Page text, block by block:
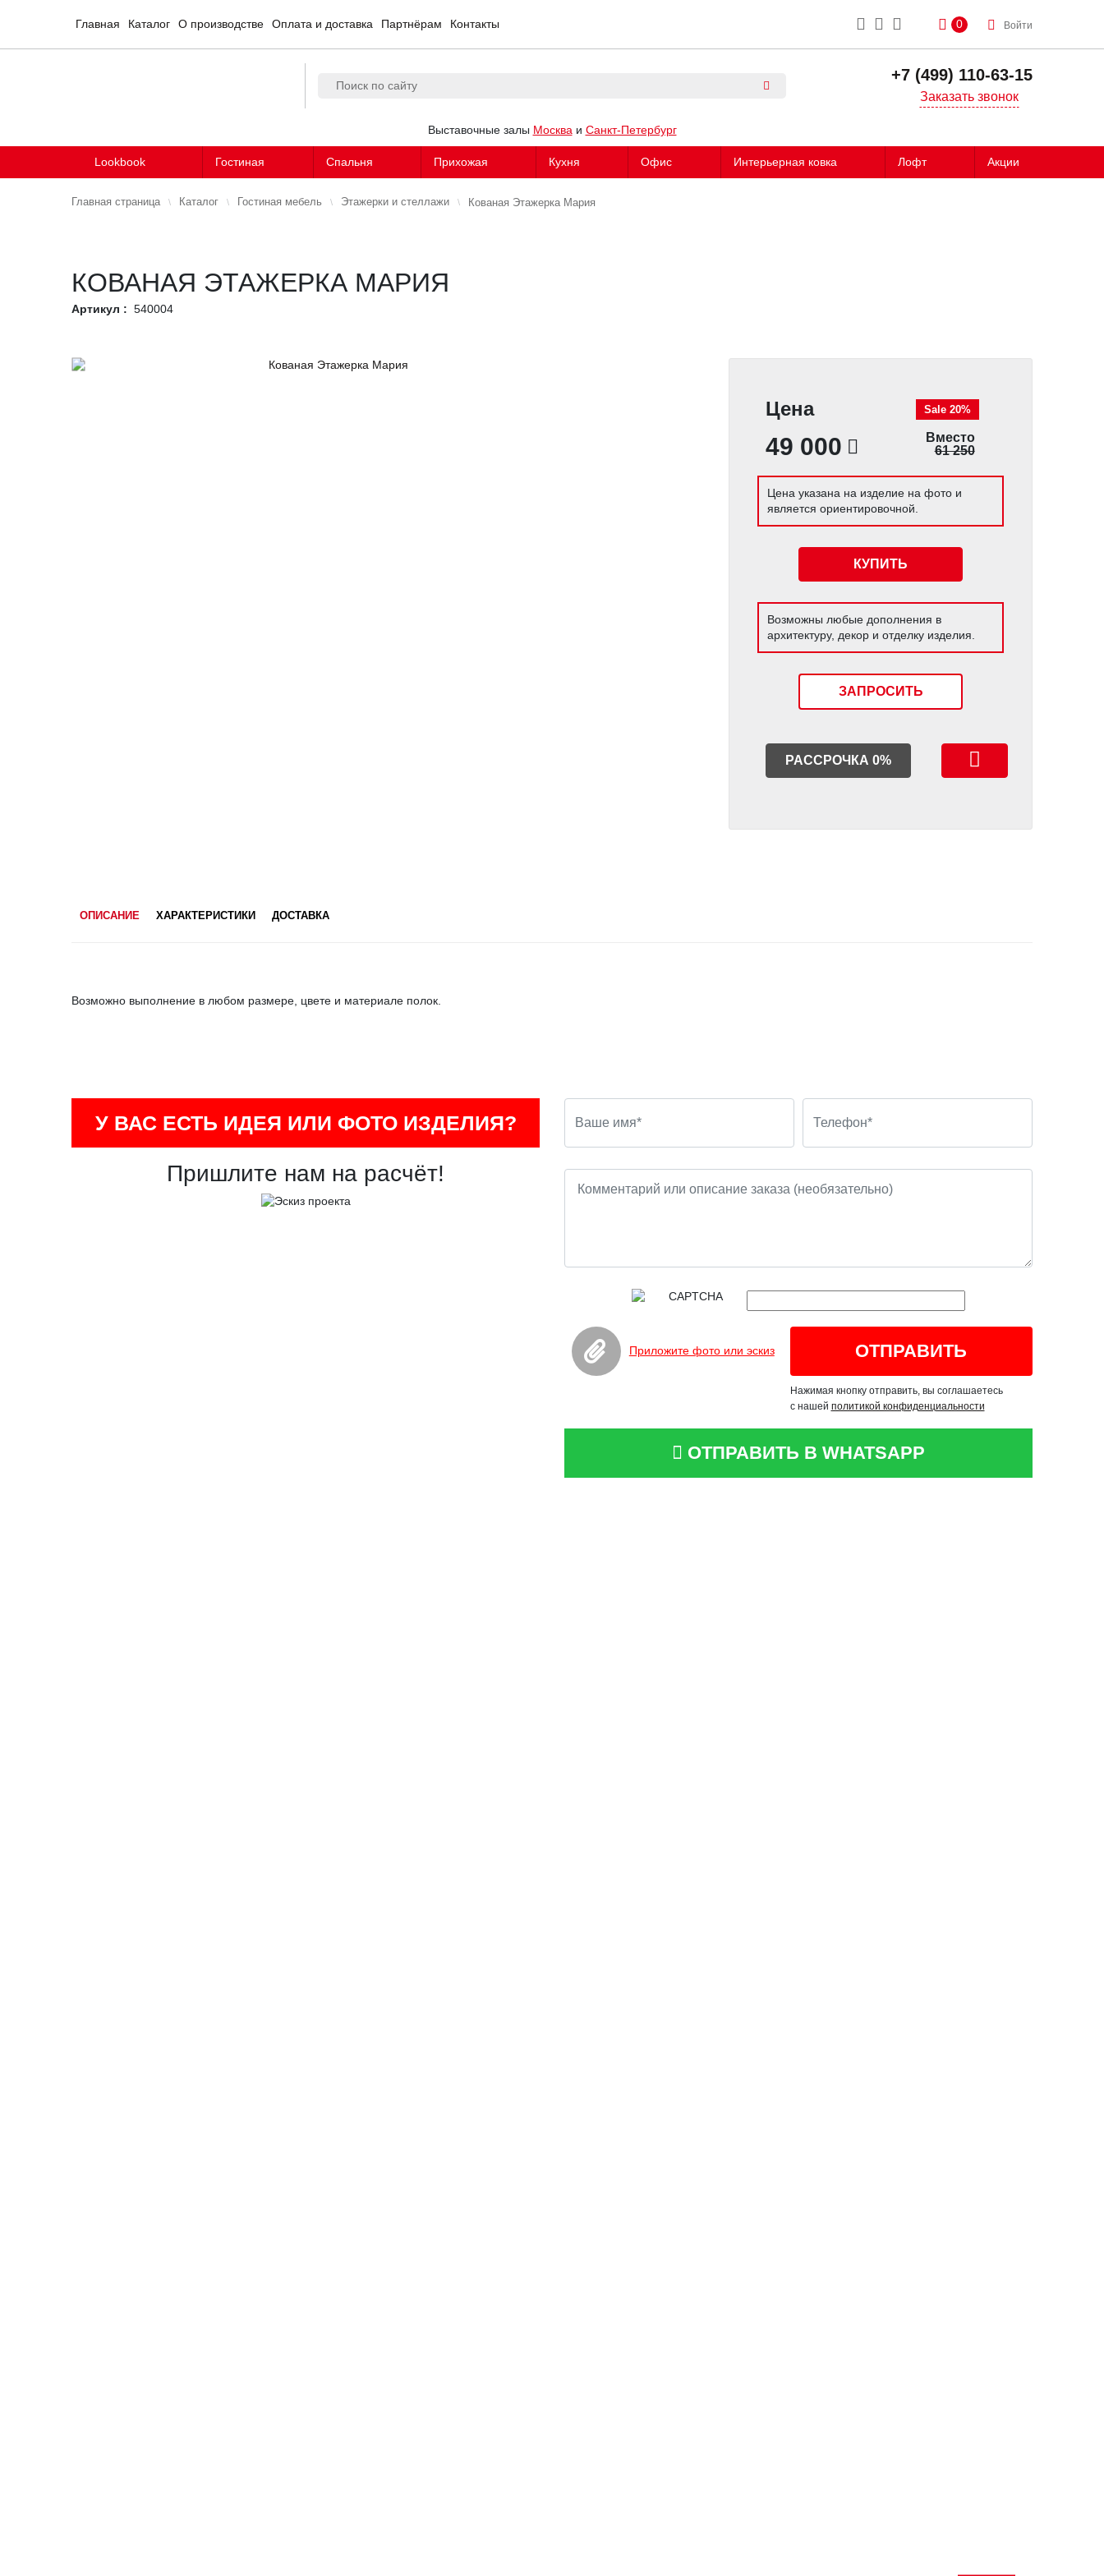
Главная Каталог О производстве Оплата и доставка Партнёрам Контакты 0 Войти
+7 (499) 110-63-15
Заказать звонок
Выставочные залы Москва и Санкт-Петербург
Lookbook Гостиная Спальня Прихожая Кухня Офис Интерьерная ковка Лофт Акции
Главная страница Каталог Гостиная мебель Этажерки и стеллажи Кованая Этажерка Мария
КОВАНАЯ ЭТАЖЕРКА МАРИЯ
Артикул : 540004
Цена
49 000
Sale 20%
Вместо
61 250
Цена указана на изделие на фото и
является ориентировочной.
КУПИТЬ
Возможны любые дополнения в
архитектуру, декор и отделку изделия.
ЗАПРОСИТЬ
РАССРОЧКА 0%
ОПИСАНИЕ ХАРАКТЕРИСТИКИ ДОСТАВКА
Возможно выполнение в любом размере, цвете и материале полок.
У ВАС ЕСТЬ ИДЕЯ ИЛИ ФОТО ИЗДЕЛИЯ?
Пришлите нам на расчёт!
Приложите фото или эскиз
Нажимая кнопку отправить, вы соглашаетесь
с нашей политикой конфиденциальности
ОТПРАВИТЬ В WHATSAPP